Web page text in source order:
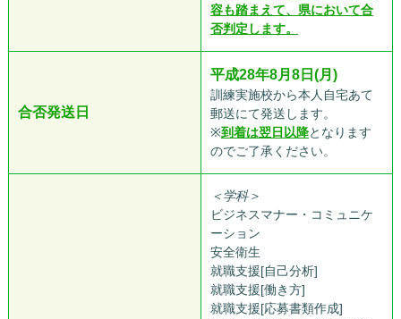
容も踏まえて、県において合
否判定します。
合否発送日
平成28年8月8日(月)
訓練実施校から本人自宅あて
郵送にて発送します。
※到着は翌日以降となります
のでご了承ください。
＜学科＞
ビジネスマナー・コミュニケ
ーション
安全衛生
就職支援[自己分析]
就職支援[働き方]
就職支援[応募書類作成]